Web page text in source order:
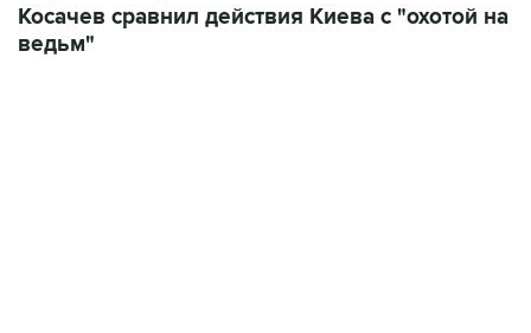
Косачев сравнил действия Киева с "охотой на
ведьм"